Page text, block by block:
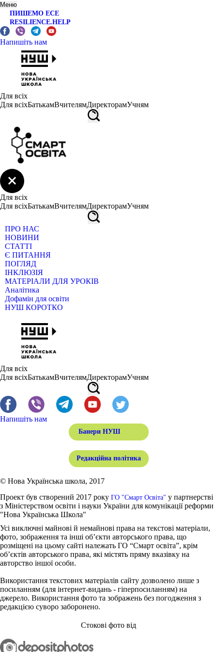
Меню
ПИШЕМО ЕСЕ
RESILIENCE.HELP
Напишіть нам
Для всіх
Для всіхБатькамВчителямДиректорамУчням
Для всіх
Для всіхБатькамВчителямДиректорамУчням
ПРО НАС
НОВИНИ
СТАТТІ
Є ПИТАННЯ
ПОГЛЯД
ІНКЛЮЗІЯ
МАТЕРІАЛИ ДЛЯ УРОКІВ
Аналітика
Дофамін для освіти
НУШ КОРОТКО
Для всіх
Для всіхБатькамВчителямДиректорамУчням
Напишіть нам
Банери НУШ
Редакційна політика
© Нова Українська школа, 2017
Проект був створений 2017 року ГО "Смарт Освіта" у партнерстві
з Міністерством освіти і науки України для комунікації реформи
"Нова Українська Школа"
Усі виключні майнові й немайнові права на текстові матеріали,
фото, зображення та інші об’єкти авторського права, що
розміщені на цьому сайті належать ГО “Смарт освіта”, крім
об’єктів авторського права, які містять пряму вказівку на
авторство іншої особи.
Використання текстових матеріалів сайту дозволено лише з
посиланням (для інтернет-видань - гіперпосиланням) на
джерело. Використання фото та зображень без погодження з
редакцією суворо заборонено.
Стокові фото від